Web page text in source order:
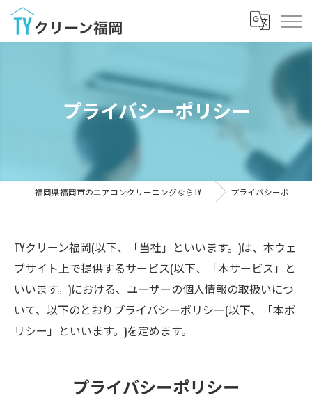
プライバシーポリシー
プライバシーポリシー
TYクリーン福岡(以下、「当社」といいます。)は、本ウェ
ブサイト上で提供するサービス(以下、「本サービス」と
いいます。)における、ユーザーの個人情報の取扱いにつ
いて、以下のとおりプライバシーポリシー(以下、「本ポ
リシー」といいます。)を定めます。
プライバシーポリシー